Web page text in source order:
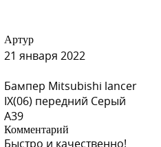
Артур
21 января 2022
Бампер Mitsubishi lancer
IX(06) передний Серый
A39
Комментарий
Быстро и качественно!